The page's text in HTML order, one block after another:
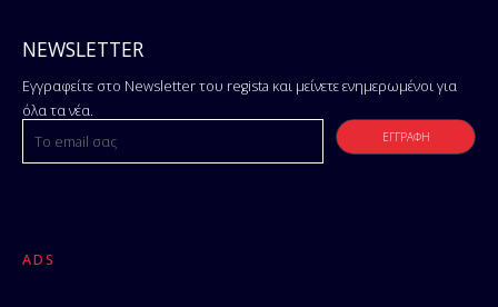
NEWSLETTER
Εγγραφείτε στο Newsletter του regista και μείνετε ενημερωμένοι για
όλα τα νέα.
ADS